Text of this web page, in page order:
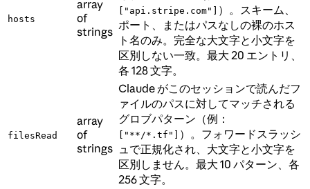
hosts
array
of
strings
["api.stripe.com"] ）。スキーム、
ポート、またはパスなしの裸のホス
ト名のみ。完全な大文字と小文字を
区別しない一致。最大 20 エントリ、
各 128 文字。
filesRead
array
of
strings
Claude がこのセッションで読んだフ
ァイルのパスに対してマッチされる
グロブパターン（例：
["**/*.tf"] ）。フォワードスラッシ
ュで正規化され、大文字と小文字を
区別しません。最大 10 パターン、各
256 文字。